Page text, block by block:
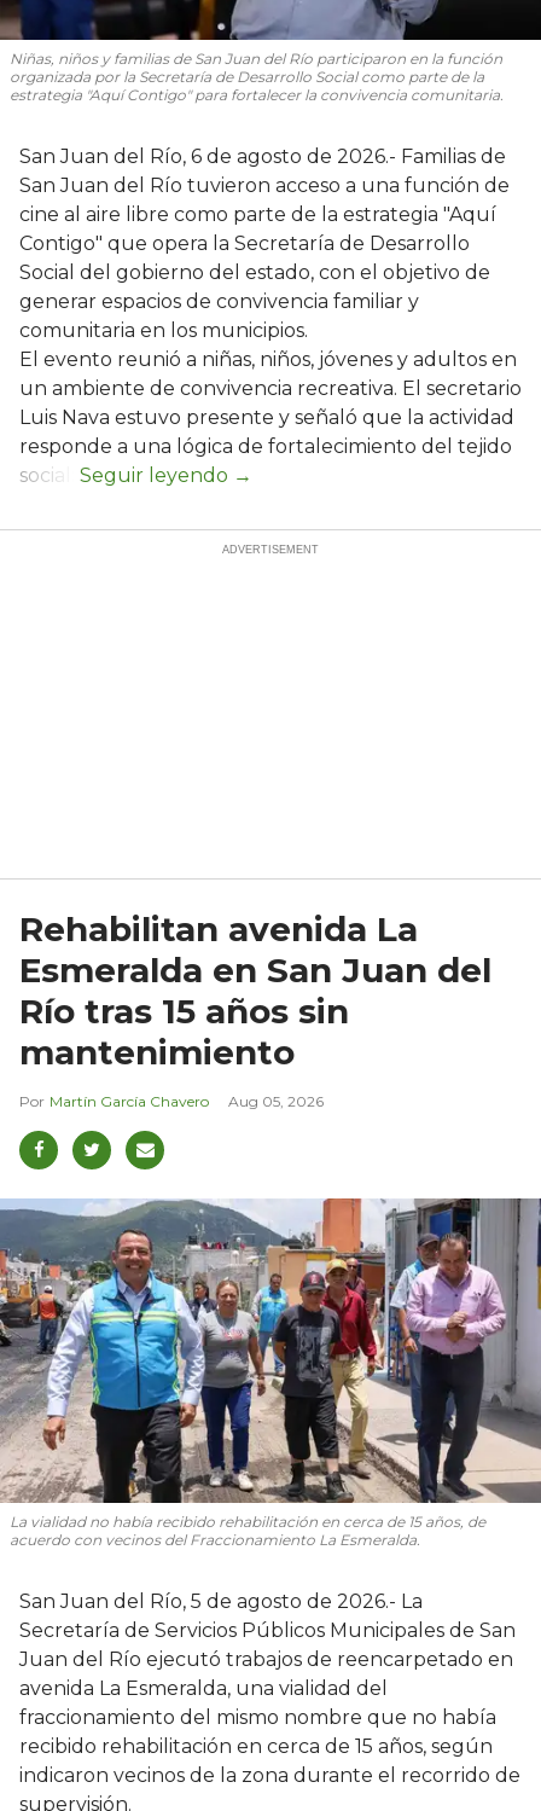
Niñas, niños y familias de San Juan del Río participaron en la función
organizada por la Secretaría de Desarrollo Social como parte de la
estrategia "Aquí Contigo" para fortalecer la convivencia comunitaria.
San Juan del Río, 6 de agosto de 2026.- Familias de
San Juan del Río tuvieron acceso a una función de
cine al aire libre como parte de la estrategia "Aquí
Contigo" que opera la Secretaría de Desarrollo
Social del gobierno del estado, con el objetivo de
generar espacios de convivencia familiar y
comunitaria en los municipios.
El evento reunió a niñas, niños, jóvenes y adultos en
un ambiente de convivencia recreativa. El secretario
Luis Nava estuvo presente y señaló que la actividad
responde a una lógica de fortalecimiento del tejido
social:
Rehabilitan avenida La
Esmeralda en San Juan del
Río tras 15 años sin
mantenimiento
Martín García Chavero Aug 05, 2026
La vialidad no había recibido rehabilitación en cerca de 15 años, de
acuerdo con vecinos del Fraccionamiento La Esmeralda.
San Juan del Río, 5 de agosto de 2026.- La
Secretaría de Servicios Públicos Municipales de San
Juan del Río ejecutó trabajos de reencarpetado en
avenida La Esmeralda, una vialidad del
fraccionamiento del mismo nombre que no había
recibido rehabilitación en cerca de 15 años, según
indicaron vecinos de la zona durante el recorrido de
supervisión.